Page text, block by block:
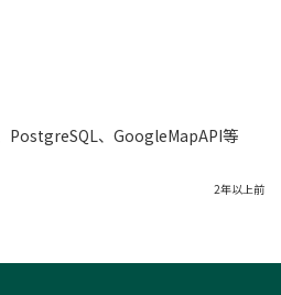
、GoogleMapAPI等
2年以上前